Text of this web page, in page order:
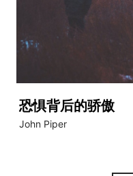
恐惧背后的骄傲
John Piper